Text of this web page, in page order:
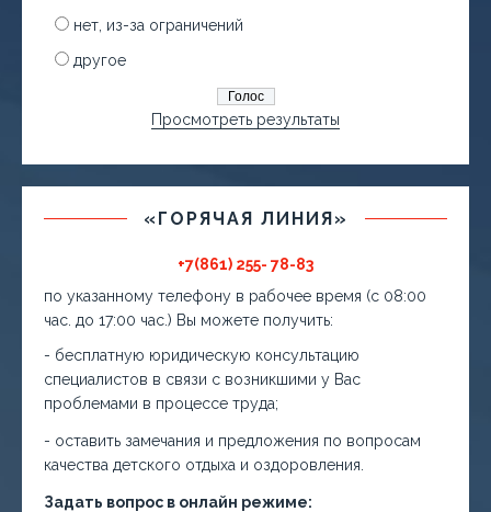
нет, из-за ограничений
другое
Просмотреть результаты
«ГОРЯЧАЯ ЛИНИЯ»
+7(861) 255- 78-83
по указанному телефону в рабочее время (с 08:00
час. до 17:00 час.) Вы можете получить:
- бесплатную юридическую консультацию
специалистов в связи с возникшими у Вас
проблемами в процессе труда;
- оставить замечания и предложения по вопросам
качества детского отдыха и оздоровления.
Задать вопрос в онлайн режиме: